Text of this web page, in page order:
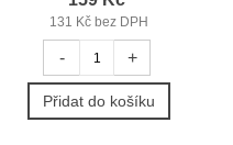
131 Kč bez DPH
- +
Přidat do košíku